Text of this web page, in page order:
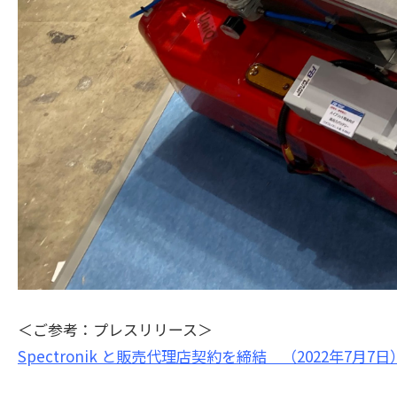
＜ご参考：プレスリリース＞
Spectronik と販売代理店契約を締結 （2022年7月7日